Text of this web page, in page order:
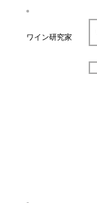
ワイン研究家